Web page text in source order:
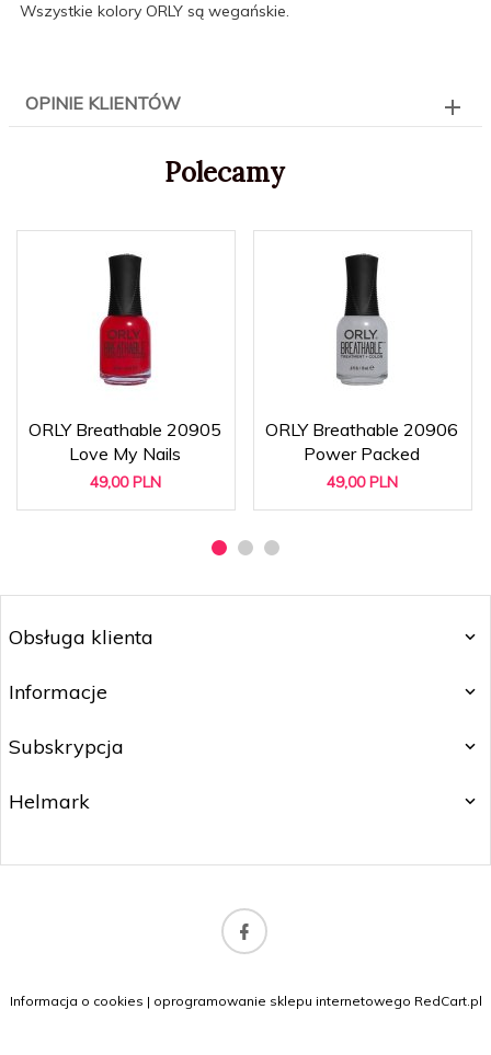
Wszystkie kolory ORLY są wegańskie.
OPINIE KLIENTÓW
Polecamy
ORLY Breathable 20905
Love My Nails
49,00 PLN
ORLY Breathable 20906
Power Packed
49,00 PLN
Obsługa klienta
Informacje
Subskrypcja
Helmark
Informacja o cookies | oprogramowanie sklepu internetowego RedCart.pl